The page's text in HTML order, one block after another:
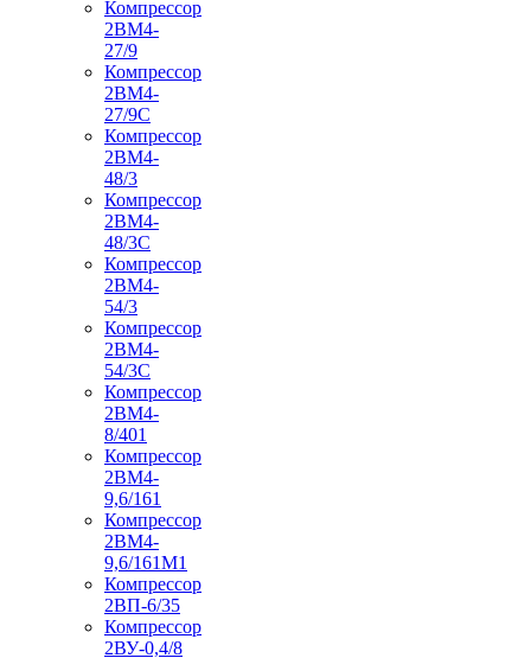
Компрессор
2ВМ4-
27/9
Компрессор
2ВМ4-
27/9С
Компрессор
2ВМ4-
48/3
Компрессор
2ВМ4-
48/3С
Компрессор
2ВМ4-
54/3
Компрессор
2ВМ4-
54/3С
Компрессор
2ВМ4-
8/401
Компрессор
2ВМ4-
9,6/161
Компрессор
2ВМ4-
9,6/161М1
Компрессор
2ВП-6/35
Компрессор
2ВУ-0,4/8